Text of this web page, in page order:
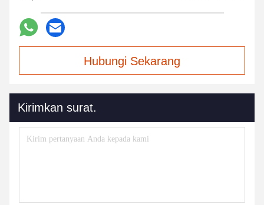
Hubungi Sekarang
Kirimkan surat.